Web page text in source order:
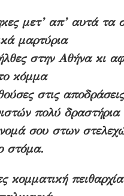
μετ’ απ’ αυτά τα
μαρτύρια
στην Αθήνα κι
κόμμα
στις αποδράσεις
πολύ δραστήρια
σου στων
στόμα.
κομματική